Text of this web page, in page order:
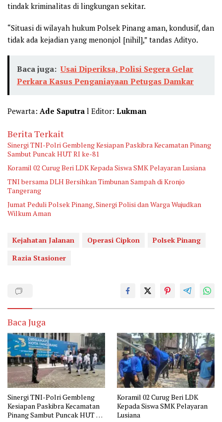
tindak kriminalitas di lingkungan sekitar.
“Situasi di wilayah hukum Polsek Pinang aman, kondusif, dan
tidak ada kejadian yang menonjol [nihil],” tandas Adityo.
Baca juga: Usai Diperiksa, Polisi Segera Gelar
Perkara Kasus Penganiayaan Petugas Damkar
Pewarta: Ade Saputra l Editor: Lukman
Berita Terkait
Sinergi TNI-Polri Gembleng Kesiapan Paskibra Kecamatan Pinang
Sambut Puncak HUT RI ke-81
Koramil 02 Curug Beri LDK Kepada Siswa SMK Pelayaran Lusiana
TNI bersama DLH Bersihkan Timbunan Sampah di Kronjo
Tangerang
Jumat Peduli Polsek Pinang, Sinergi Polisi dan Warga Wujudkan
Wilkum Aman
Kejahatan Jalanan Operasi Cipkon
Polsek Pinang
Razia Stasioner
Baca Juga
Sinergi TNI-Polri Gembleng
Kesiapan Paskibra Kecamatan
Pinang Sambut Puncak HUT RI
Koramil 02 Curug Beri LDK
Kepada Siswa SMK Pelayaran
Lusiana